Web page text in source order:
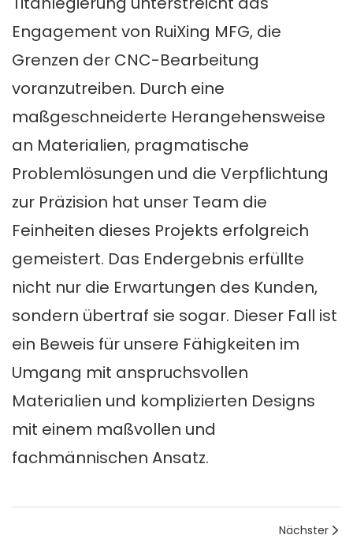
Engagement von RuiXing MFG, die
Grenzen der CNC-Bearbeitung
voranzutreiben. Durch eine
maßgeschneiderte Herangehensweise
an Materialien, pragmatische
Problemlösungen und die Verpflichtung
zur Präzision hat unser Team die
Feinheiten dieses Projekts erfolgreich
gemeistert. Das Endergebnis erfüllte
nicht nur die Erwartungen des Kunden,
sondern übertraf sie sogar. Dieser Fall ist
ein Beweis für unsere Fähigkeiten im
Umgang mit anspruchsvollen
Materialien und komplizierten Designs
mit einem maßvollen und
fachmännischen Ansatz.
Nächster